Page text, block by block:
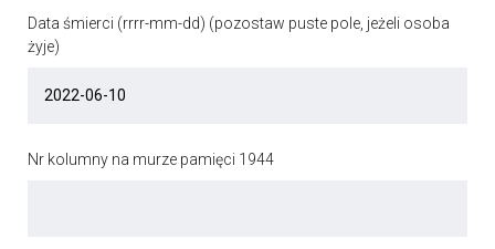
Data śmierci (rrrr-mm-dd) (pozostaw puste pole, jeżeli osoba
żyje)
Nr kolumny na murze pamięci 1944